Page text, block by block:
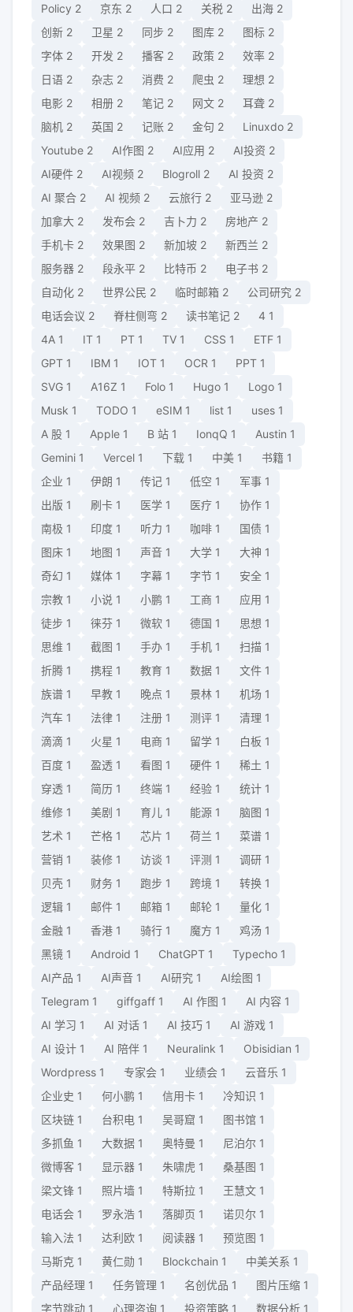
Policy 2 京东 2 人口 2 关税 2 出海 2
创新 2 卫星 2 同步 2 图库 2 图标 2
字体 2 开发 2 播客 2 政策 2 效率 2
日语 2 杂志 2 消费 2 爬虫 2 理想 2
电影 2 相册 2 笔记 2 网文 2 耳聋 2
脑机 2 英国 2 记账 2 金句 2 Linuxdo 2
Youtube 2 AI作图 2 AI应用 2 AI投资 2
AI硬件 2 AI视频 2 Blogroll 2 AI 投资 2
AI 聚合 2 AI 视频 2 云旅行 2 亚马逊 2
加拿大 2 发布会 2 吉卜力 2 房地产 2
手机卡 2 效果图 2 新加坡 2 新西兰 2
服务器 2 段永平 2 比特币 2 电子书 2
自动化 2 世界公民 2 临时邮箱 2 公司研究 2
电话会议 2 脊柱侧弯 2 读书笔记 2 4 1
4A 1 IT 1 PT 1 TV 1 CSS 1 ETF 1
GPT 1 IBM 1 IOT 1 OCR 1 PPT 1
SVG 1 A16Z 1 Folo 1 Hugo 1 Logo 1
Musk 1 TODO 1 eSIM 1 list 1 uses 1
A 股 1 Apple 1 B 站 1 IonqQ 1 Austin 1
Gemini 1 Vercel 1 下载 1 中美 1 书籍 1
企业 1 伊朗 1 传记 1 低空 1 军事 1
出版 1 刷卡 1 医学 1 医疗 1 协作 1
南极 1 印度 1 听力 1 咖啡 1 国债 1
图床 1 地图 1 声音 1 大学 1 大神 1
奇幻 1 媒体 1 字幕 1 字节 1 安全 1
宗教 1 小说 1 小鹏 1 工商 1 应用 1
徒步 1 徕芬 1 微软 1 德国 1 思想 1
思维 1 截图 1 手办 1 手机 1 扫描 1
折腾 1 携程 1 教育 1 数据 1 文件 1
族谱 1 早教 1 晚点 1 景林 1 机场 1
汽车 1 法律 1 注册 1 测评 1 清理 1
滴滴 1 火星 1 电商 1 留学 1 白板 1
百度 1 盈透 1 看图 1 硬件 1 稀土 1
穿透 1 简历 1 终端 1 经验 1 统计 1
维修 1 美剧 1 育儿 1 能源 1 脑图 1
艺术 1 芒格 1 芯片 1 荷兰 1 菜谱 1
营销 1 装修 1 访谈 1 评测 1 调研 1
贝壳 1 财务 1 跑步 1 跨境 1 转换 1
逻辑 1 邮件 1 邮箱 1 邮轮 1 量化 1
金融 1 香港 1 骑行 1 魔方 1 鸡汤 1
黑镜 1 Android 1 ChatGPT 1 Typecho 1
AI产品 1 AI声音 1 AI研究 1 AI绘图 1
Telegram 1 giffgaff 1 AI 作图 1 AI 内容 1
AI 学习 1 AI 对话 1 AI 技巧 1 AI 游戏 1
AI 设计 1 AI 陪伴 1 Neuralink 1 Obisidian 1
Wordpress 1 专家会 1 业绩会 1 云音乐 1
企业史 1 何小鹏 1 信用卡 1 冷知识 1
区块链 1 台积电 1 吴哥窟 1 图书馆 1
多抓鱼 1 大数据 1 奥特曼 1 尼泊尔 1
微博客 1 显示器 1 朱啸虎 1 桑基图 1
梁文锋 1 照片墙 1 特斯拉 1 王慧文 1
电话会 1 罗永浩 1 落脚页 1 诺贝尔 1
输入法 1 达利欧 1 阅读器 1 预览图 1
马斯克 1 黄仁勋 1 Blockchain 1 中美关系 1
产品经理 1 任务管理 1 名创优品 1 图片压缩 1
字节跳动 1 心理咨询 1 投资策略 1 数据分析 1